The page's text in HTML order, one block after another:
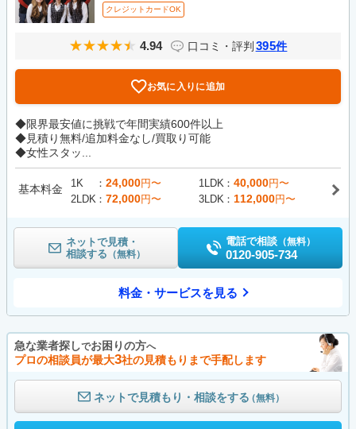
クレジットカードOK
4.94 口コミ・評判 395件
お気に入りに追加
◆限界最安値に挑戦で年間実績600件以上
◆見積り無料/追加料金なし/買取り可能
◆女性スタッ...
基本料金 1K 24,000円〜 1LDK 40,000円〜
2LDK
72,000円〜 3LDK 112,000円〜
ネットで見積・
相談する （無料）
電話で相談 （無料）
0120-905-734
料金・サービスを見る
急な業者探しでお困りの方へ
プロの相談員が最大3社の見積もりまで手配します
ネットで見積もり・相談をする（無料）